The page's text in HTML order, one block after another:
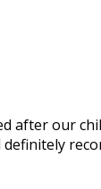
after our